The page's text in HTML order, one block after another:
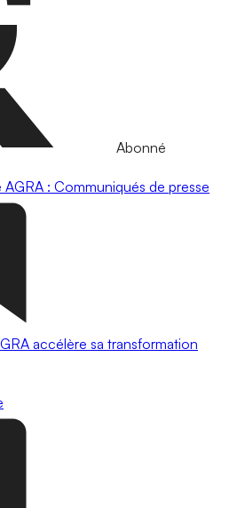
Abonné
AGRA : Communiqués de presse
accélère sa transformation